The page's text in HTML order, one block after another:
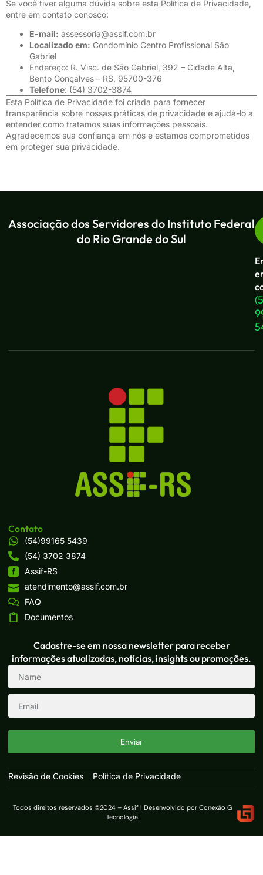
Se você tiver alguma dúvida sobre esta Política de Privacidade,
entre em contato conosco:
E-mail: assessoria@assif.com.br
Localizado em: Condomínio Centro Profissional São
Gabriel
Endereço: R. Visc. de São Gabriel, 392 – Cidade Alta,
Bento Gonçalves – RS, 95700-376
Telefone: (54) 3702-3874
Esta Política de Privacidade foi criada para fornecer
transparência sobre nossas práticas de privacidade e ajudá-lo a
entender como tratamos suas informações pessoais.
Agradecemos sua confiança em nós e estamos comprometidos
em proteger sua privacidade.
Associação dos Servidores do Instituto Federal
do Rio Grande do Sul
Contato
(54)99165 5439
(54) 3702 3874
Assif-RS
atendimento@assif.com.br
FAQ
Documentos
Cadastre-se em nossa newsletter para receber
informações atualizadas, notícias, insights ou promoções.
Enviar
Revisão de Cookies Política de Privacidade
Todos direitos reservados ©2024 – Assif | Desenvolvido por Conexão G
Tecnologia.